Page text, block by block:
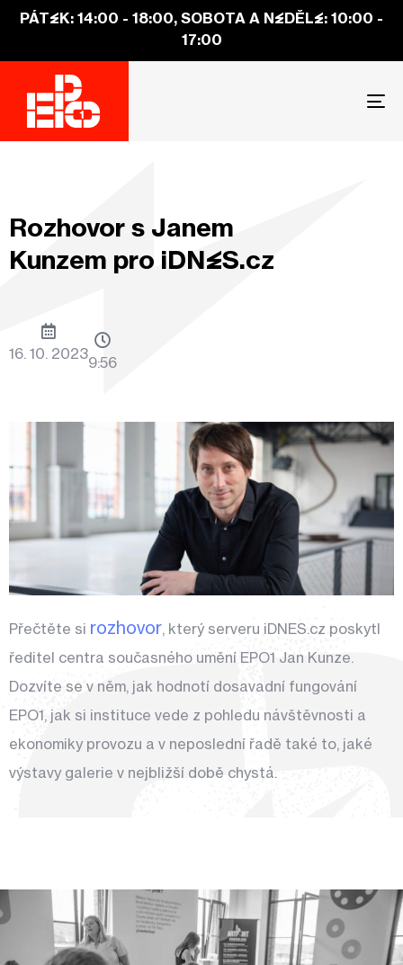
PÁTEK: 14:00 - 18:00, SOBOTA A NEDĚLE: 10:00 -
17:00
Rozhovor s Janem
Kunzem pro iDNES.cz
16. 10. 20239:56
Přečtěte si rozhovor, který serveru iDNES.cz poskytl
ředitel centra současného umění EPO1 Jan Kunze.
Dozvíte se v něm, jak hodnotí dosavadní fungování
EPO1, jak si instituce vede z pohledu návštěvnosti a
ekonomiky provozu a v neposlední řadě také to, jaké
výstavy galerie v nejbližší době chystá.